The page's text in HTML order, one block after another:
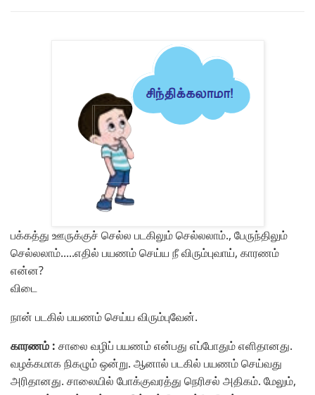
பக்கத்து ஊருக்குச் செல்ல படகிலும் செல்லலாம்., பேருந்திலும்
செல்லலாம்.....எதில் பயணம் செய்ய நீ விரும்புவாய், காரணம்
என்ன?
விடை
நான் படகில் பயணம் செய்ய விரும்புவேன்.
காரணம் : சாலை வழிப் பயணம் என்பது எப்போதும் எளிதானது.
வழக்கமாக நிகழும் ஒன்று. ஆனால் படகில் பயணம் செய்வது
அரிதானது. சாலையில் போக்குவரத்து நெரிசல் அதிகம். மேலும்,